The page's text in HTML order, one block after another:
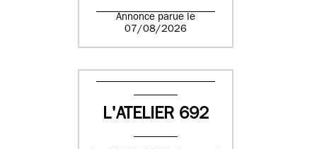
Annonce parue le
07/08/2026
L'ATELIER 692